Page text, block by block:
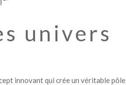
univers
innovant qui crée un véritable pôle